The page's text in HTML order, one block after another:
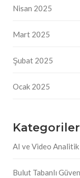
Nisan 2025
Mart 2025
Şubat 2025
Ocak 2025
Kategoriler
AI ve Video
Bulut Tabanlı